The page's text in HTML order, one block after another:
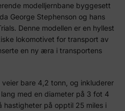
modelljernbane byggesett
George Stephenson og hans
Denne modellen er en hyllest
lokomotivet for transport av
en ny æra i transportens
bare 4,2 tonn, og inkluderer
med en diameter på 3 fot 4
hastigheter på opptil 25 miles i